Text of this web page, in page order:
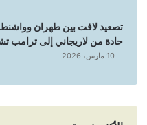
تصعيد لافت بين طهران
حادة من لاريجاني إلى ترامب
10 مارس، 2026